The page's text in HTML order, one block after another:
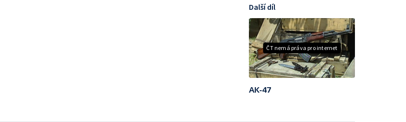
ČT nemá práva pro internet
Další díl
AK-47